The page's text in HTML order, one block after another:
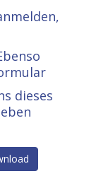
dieses